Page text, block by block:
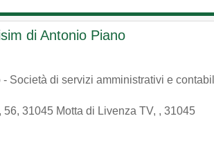
di Antonio Piano
Società di servizi amministrativi e
31045 Motta di Livenza TV, , 31045